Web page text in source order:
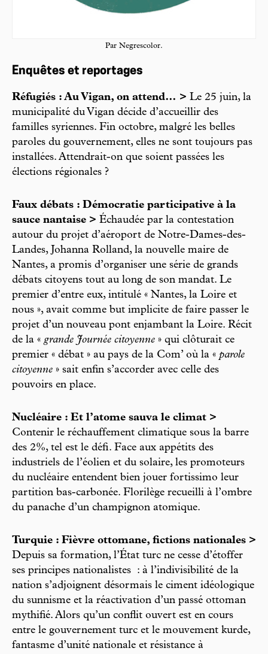
Par Negrescolor.
Enquêtes et reportages
Réfugiés : Au Vigan, on attend… > Le 25 juin, la
municipalité du Vigan décide d’accueillir des
familles syriennes. Fin octobre, malgré les belles
paroles du gouvernement, elles ne sont toujours pas
installées. Attendrait-on que soient passées les
élections régionales ?
Faux débats : Démocratie participative à la
sauce nantaise > Échaudée par la contestation
autour du projet d’aéroport de Notre-Dames-des-
Landes, Johanna Rolland, la nouvelle maire de
Nantes, a promis d’organiser une série de grands
débats citoyens tout au long de son mandat. Le
premier d’entre eux, intitulé « Nantes, la Loire et
nous », avait comme but implicite de faire passer le
projet d’un nouveau pont enjambant la Loire. Récit
de la « grande Journée citoyenne » qui clôturait ce
premier « débat » au pays de la Com’ où la « parole
citoyenne » sait enfin s’accorder avec celle des
pouvoirs en place.
Nucléaire : Et l’atome sauva le climat >
Contenir le réchauffement climatique sous la barre
des 2%, tel est le défi. Face aux appétits des
industriels de l’éolien et du solaire, les promoteurs
du nucléaire entendent bien jouer fortissimo leur
partition bas-carbonée. Florilège recueilli à l’ombre
du panache d’un champignon atomique.
Turquie : Fièvre ottomane, fictions nationales >
Depuis sa formation, l’État turc ne cesse d’étoffer
ses principes nationalistes : à l’indivisibilité de la
nation s’adjoignent désormais le ciment idéologique
du sunnisme et la réactivation d’un passé ottoman
mythifié. Alors qu’un conflit ouvert est en cours
entre le gouvernement turc et le mouvement kurde,
fantasme d’unité nationale et résistance à